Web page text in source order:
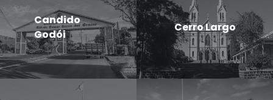
Candido
Godói
Cerro Largo